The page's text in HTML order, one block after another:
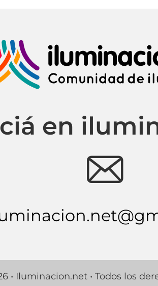
en
e
• Iluminacion.net • Todos los